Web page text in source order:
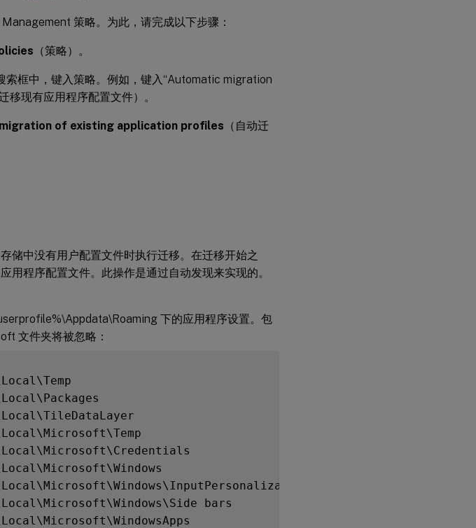
策略。为此，请完成以下步骤：
（策略）。
索框中，键入策略。例如，键入“Automatic migration
现有应用程序配置文件）。
of existing application profiles （自动迁
储中没有用户配置文件时执行迁移。在迁移开始之
程序配置文件。此操作是通过自动发现来实现的。
下的应用程序设置。包
文件夹将被忽略：
bars